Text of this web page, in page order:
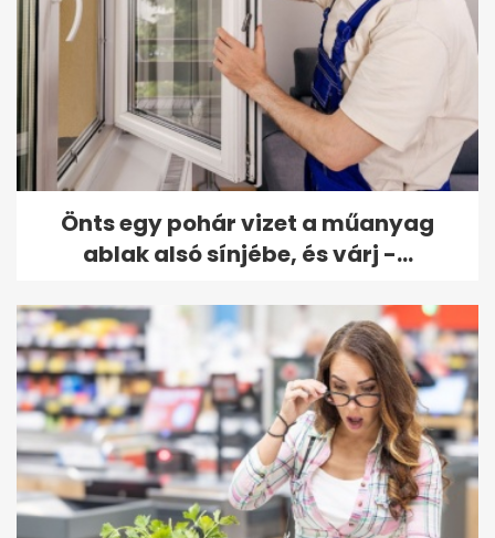
Önts egy pohár vizet a műanyag
ablak alsó sínjébe, és várj -...